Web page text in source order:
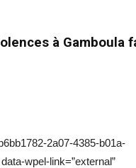
à Gamboula
2a07-4385-b01a-
wpel-link=”external”